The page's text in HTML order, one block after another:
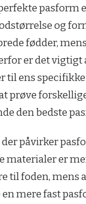
pasform
og
fødder,
er det
til ens
prøve
den bedste
påvirker
materialer er
til foden, mens
mere fast